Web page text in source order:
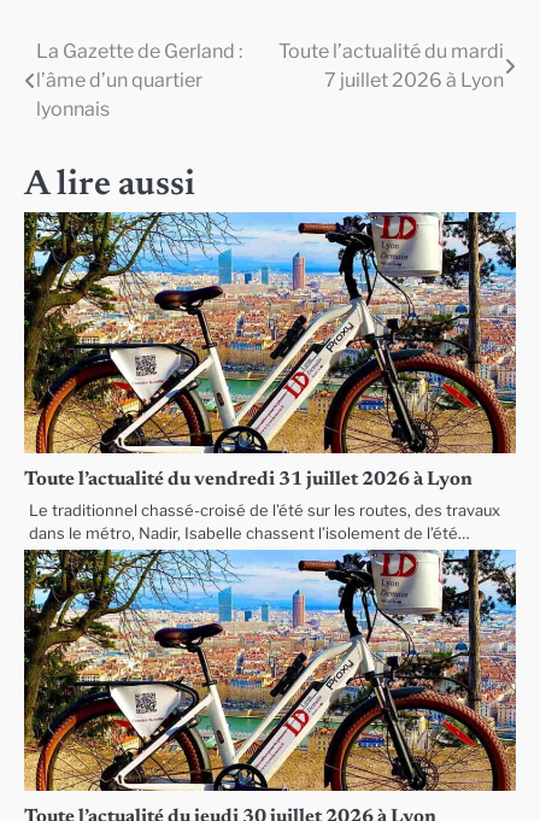
Navigation
de
La Gazette de Gerland :
l’âme d’un quartier
lyonnais
Toute l’actualité du mardi
7 juillet 2026 à Lyon
A lire aussi
Toute l’actualité du vendredi 31 juillet 2026 à Lyon
Le traditionnel chassé-croisé de l’été sur les routes, des travaux
dans le métro, Nadir, Isabelle chassent l’isolement de l’été…
Toute l’actualité du jeudi 30 juillet 2026 à Lyon